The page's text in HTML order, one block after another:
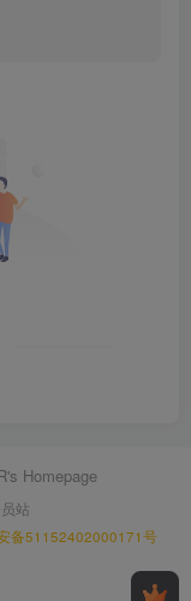
Homepage
站
备51152402000171号